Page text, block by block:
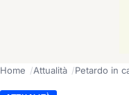
Home Attualità Petardo in